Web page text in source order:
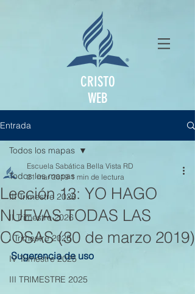
CRISTO
WEB
Entrada
Todos los mapas
III Trimestre 2026
II Trimestre 2026
I Trimestre 2026
IV Trimestre 2025
III TRIMESTRE 2025
Todos los mapas
Lección 13: YO HAGO
NUEVAS TODAS LAS
COSAS (30 de marzo 2019)
Escuela Sabática Bella Vista RD
21 mar 2019 1 min de lectura
Sugerencia de uso